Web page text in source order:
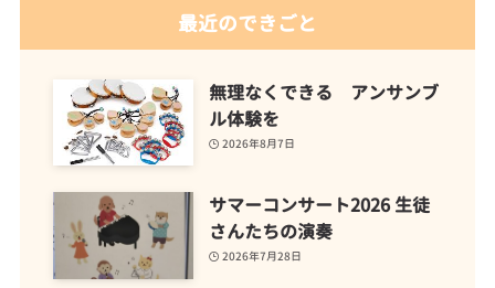
最近のできごと
無理なくできる アンサンブ
ル体験を
2026年8月7日
サマーコンサート2026 生徒
さんたちの演奏
2026年7月28日